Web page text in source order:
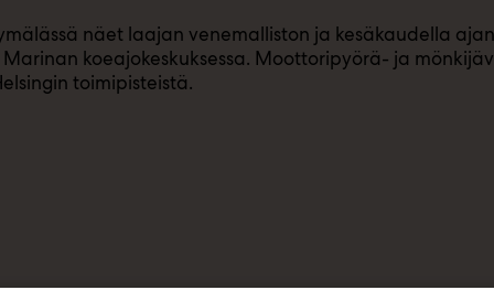
näet laajan venemalliston ja kesäkaudella
koeajokeskuksessa. Moottoripyörä- ja
toimipisteistä.